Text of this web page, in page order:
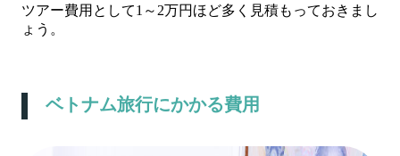
ツアー費用として1～2万円ほど多く見積もっておきまし
ょう。
ベトナム旅行にかかる費用